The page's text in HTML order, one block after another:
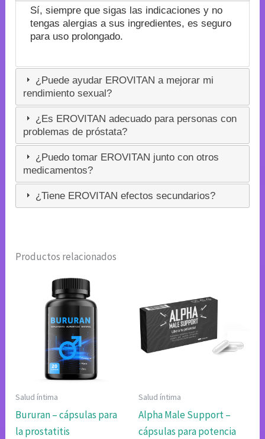
Sí, siempre que sigas las indicaciones y no
tengas alergias a sus ingredientes, es seguro
para uso prolongado.
¿Puede ayudar EROVITAN a mejorar mi
rendimiento sexual?
¿Es EROVITAN adecuado para personas con
problemas de próstata?
¿Puedo tomar EROVITAN junto con otros
medicamentos?
¿Tiene EROVITAN efectos secundarios?
Productos relacionados
Salud íntima
Bururan – cápsulas para
la prostatitis
Salud íntima
Alpha Male Support –
cápsulas para potencia